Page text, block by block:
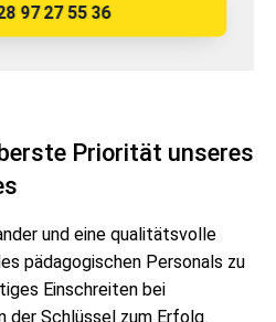
97 27 55 36
Priorität unseres
und eine qualitätsvolle
pädagogischen Personals zu
Einschreiten bei
der Schlüssel zum Erfolg.